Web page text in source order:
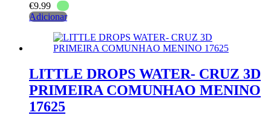
€9.99
Adicionar
LITTLE DROPS WATER- CRUZ 3D
PRIMEIRA COMUNHAO MENINO
17625